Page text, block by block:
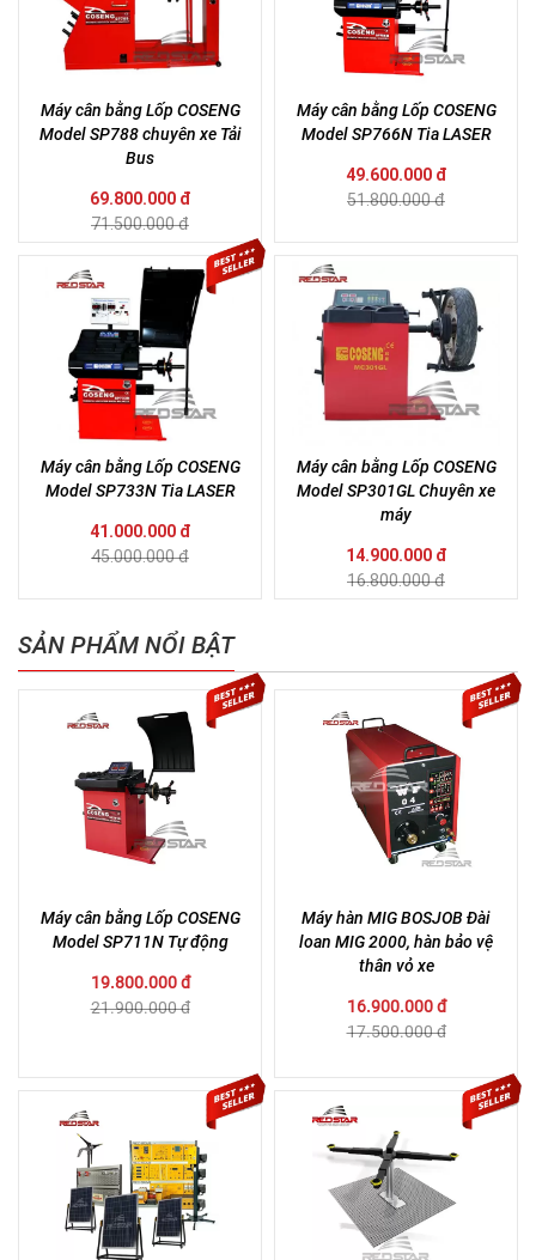
Máy cân bằng Lốp COSENG
Model SP788 chuyên xe Tải
Bus
69.800.000 đ
71.500.000 đ
Máy cân bằng Lốp COSENG
Model SP766N Tia LASER
49.600.000 đ
51.800.000 đ
Máy cân bằng Lốp COSENG
Model SP733N Tia LASER
41.000.000 đ
45.000.000 đ
Máy cân bằng Lốp COSENG
Model SP301GL Chuyên xe
máy
14.900.000 đ
16.800.000 đ
SẢN PHẨM NỔI BẬT
Máy cân bằng Lốp COSENG
Model SP711N Tự động
19.800.000 đ
21.900.000 đ
Máy hàn MIG BOSJOB Đài
loan MIG 2000, hàn bảo vệ
thân vỏ xe
16.900.000 đ
17.500.000 đ